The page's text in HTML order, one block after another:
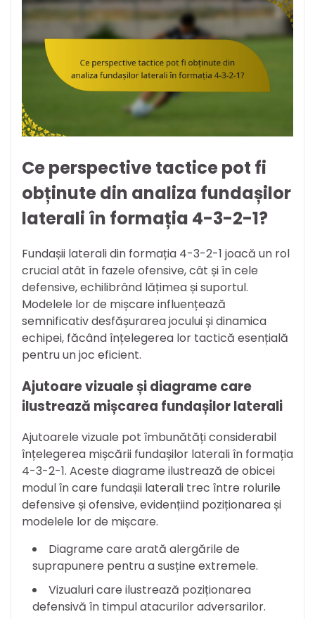
Ce perspective tactice pot fi
obținute din analiza fundașilor
laterali în formația 4-3-2-1?
Fundașii laterali din formația 4-3-2-1 joacă un rol
crucial atât în fazele ofensive, cât și în cele
defensive, echilibrând lățimea și suportul.
Modelele lor de mișcare influențează
semnificativ desfășurarea jocului și dinamica
echipei, făcând înțelegerea lor tactică esențială
pentru un joc eficient.
Ajutoare vizuale și diagrame care
ilustrează mișcarea fundașilor laterali
Ajutoarele vizuale pot îmbunătăți considerabil
înțelegerea mișcării fundașilor laterali în formația
4-3-2-1. Aceste diagrame ilustrează de obicei
modul în care fundașii laterali trec între rolurile
defensive și ofensive, evidențiind poziționarea și
modelele lor de mișcare.
Diagrame care arată alergările de
suprapunere pentru a susține extremele.
Vizualuri care ilustrează poziționarea
defensivă în timpul atacurilor adversarilor.